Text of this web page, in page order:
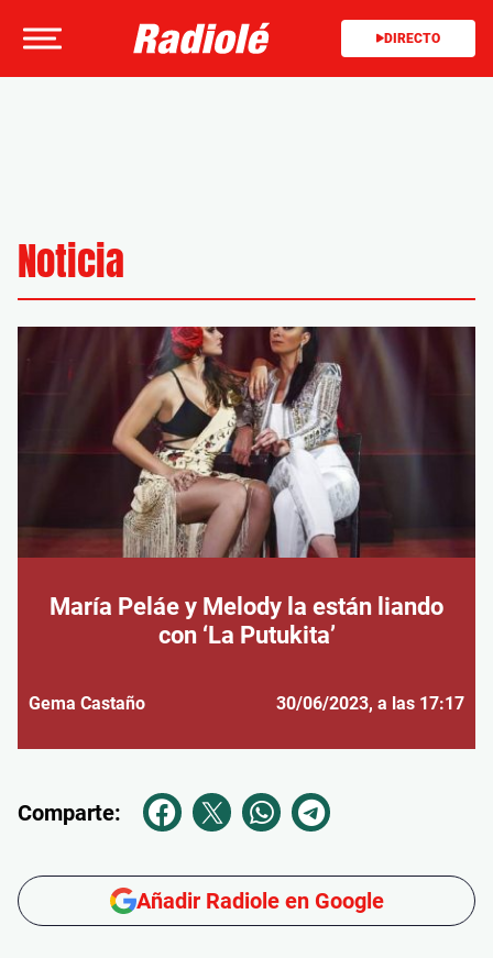
DIRECTO
Noticia
María Peláe y Melody la están liando
con ‘La Putukita’
Gema Castaño 30/06/2023, a las 17:17
Comparte:
Añadir Radiole en Google